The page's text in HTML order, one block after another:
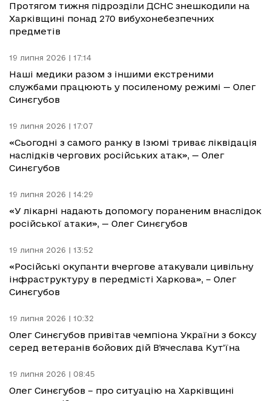
Протягом тижня підрозділи ДСНС знешкодили на
Харківщині понад 270 вибухонебезпечних
предметів
19 липня 2026 | 17:14
Наші медики разом з іншими екстреними
службами працюють у посиленому режимі — Олег
Синєгубов
19 липня 2026 | 17:07
«Сьогодні з самого ранку в Ізюмі триває ліквідація
наслідків чергових російських атак», — Олег
Синєгубов
19 липня 2026 | 14:29
«У лікарні надають допомогу пораненим внаслідок
російської атаки», — Олег Синєгубов
19 липня 2026 | 13:52
«Російські окупанти вчергове атакували цивільну
інфраструктуру в передмісті Харкова», – Олег
Синєгубов
19 липня 2026 | 10:32
Олег Синєгубов привітав чемпіона України з боксу
серед ветеранів бойових дій В’ячеслава Кут’їна
19 липня 2026 | 08:45
Олег Синєгубов – про ситуацію на Харківщині